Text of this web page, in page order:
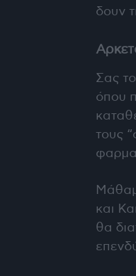
δουν
Σας
όπου
τους
και
θα